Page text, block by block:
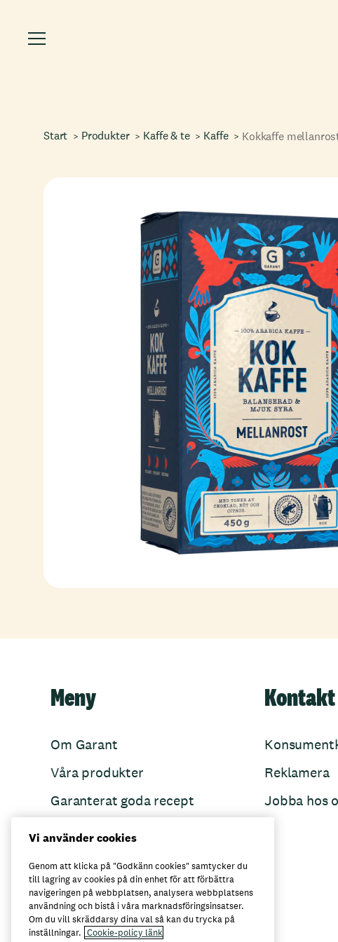
Start Produkter Kaffe & te Kaffe Kokkaffe
Meny
Om Garant
Våra produkter
Garanterat goda recept
Kontakt
Reklamera
Jobba hos
Här kan du köpa Garant
Vi använder cookies
Genom att klicka på "Godkänn cookies" samtycker du
till lagring av cookies på din enhet för att förbättra
navigeringen på webbplatsen, analysera webbplatsens
användning och bistå i våra marknadsföringsinsatser.
Om du vill skräddarsy dina val så kan du trycka på
inställningar. Cookie-policy länk